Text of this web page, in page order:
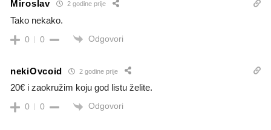
Miroslav 2 godine prije
Tako nekako.
0 0 Odgovori
nekiOvcoid 2 godine prije
20€ i zaokružim koju god listu želite.
0 0 Odgovori